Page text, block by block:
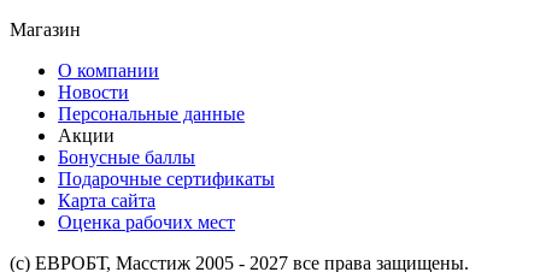
Магазин
О компании
Новости
Персональные данные
Акции
Бонусные баллы
Подарочные сертификаты
Карта сайта
Оценка рабочих мест
(с) ЕВРОБТ, Масстиж 2005 - 2027 все права защищены.